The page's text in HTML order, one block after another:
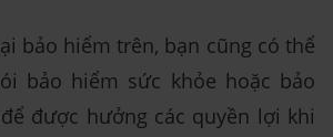
bảo hiểm trên, bạn cũng có thể
bảo hiểm sức khỏe hoặc bảo
được hưởng các quyền lợi khi